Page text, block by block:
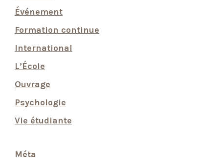
Événement
Formation continue
International
L’École
Ouvrage
Psychologie
Vie étudiante
Méta